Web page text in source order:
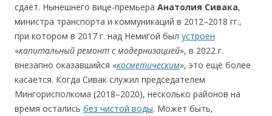
сдаёт. Нынешнего вице-премьера Анатолия Сивака,
министра транспорта и коммуникаций в 2012–2018 гг.,
при котором в 2017 г. над Немигой был устроен
«капитальный ремонт с модернизацией», в 2022 г.
внезапно оказавшийся «косметическим», это ещё более
касается. Когда Сивак служил председателем
Мингорисполкома (2018–2020), несколько районов на
время остались без чистой воды. Может быть,